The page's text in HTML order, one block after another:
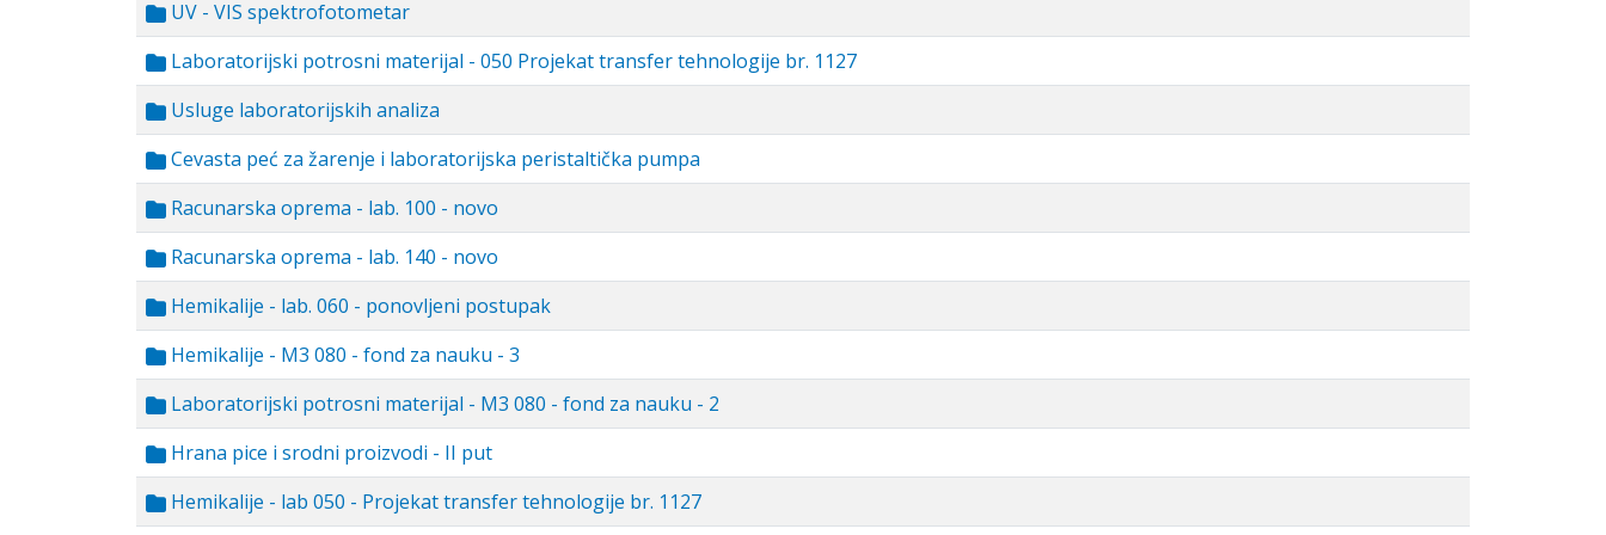
UV - VIS spektrofotometar
Laboratorijski potrosni materijal - 050 Projekat transfer tehnologije br. 1127
Usluge laboratorijskih analiza
Cevasta peć za žarenje i laboratorijska peristaltička pumpa
Racunarska oprema - lab. 100 - novo
Racunarska oprema - lab. 140 - novo
Hemikalije - lab. 060 - ponovljeni postupak
Hemikalije - M3 080 - fond za nauku - 3
Laboratorijski potrosni materijal - M3 080 - fond za nauku - 2
Hrana pice i srodni proizvodi - II put
Hemikalije - lab 050 - Projekat transfer tehnologije br. 1127